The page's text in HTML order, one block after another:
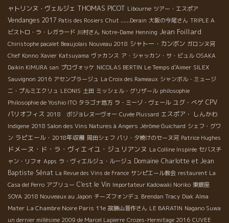
ャトリンヌ・ヴェルジェ THOMAS PICOT Libourne ツアー・エスポア
Vendanges 2017 Patis des Rosiers Chut ......Derain 大阪の今尾さん TRIPLE A
ビストロ・ラ・レガラード 川村さん Notre-Dame Henning Jean Foillard
Chiristophe pacalet Beaujolais Nouveau 2018 シャトー・カンボン ガロンヌ河
Chef Konno Xavier Katsuyama ヴァカンス ア・シャッカン・サ・ビュル OSAKA
Daikin KIMURA san プロヴォッケ NICOLAS BERTIN Le Temps d'Aimer SILEX
Sauvignon 2016 アセンブラージュ La Croix des Rameaux シャンボル・ミュージ
ニ・プルミエクリュ LEONIS 土田 ミッシェル・グリザール philosophie
Philosophie de Yoshio ITO タラゴナ地方 ラ・ミーゾ・ヴェール ユグ・べゲ CPV
パリオフィス 2018 ボジョレヌーヴォー Cuvée Plussard エスポア・ しんかわ
Indigene 2018 Salon des Vins Natures à Angers Jérôme Guichard シェフ・グワ
ン ラピエール・2018年収穫 岡田シェフ パリ・夕焼けのセーヌ河 Patrice Hughes
ドメーヌ・ド・ラ・ヴィエイユ・ジュリアンヌ La Colline Inspirée セバスチ
ャン・リフォ Apps ラ・ヴィエルジュ・ルージュ Domaine Charlotte et Jean
Baptiste Sénat La Revue des Vins de France サンピエール教会 restaurent La
Casa del Perro アブリュー C'est le Vin Importateur Kadowaki Noriko 東銀座
SOYA 2018 Nouveaux au Japon チーズフォンデュ Brendan Tracy Diak Alma
Mater La Chambre Noire Paris 11e 故勝山晋作さん LE BARATIN Nagano Suwa
un dernier millésime 2009 de Marcel Lapierre Crozes-Hermitage 2016 CUVEE